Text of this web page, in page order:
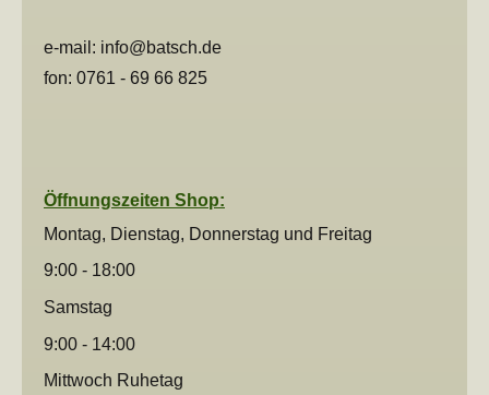
e-mail: info@batsch.de
fon: 0761 - 69 66 825
Öffnungszeiten Shop:
Montag, Dienstag, Donnerstag und Freitag
9:00 - 18:00
Samstag
9:00 - 14:00
Mittwoch Ruhetag